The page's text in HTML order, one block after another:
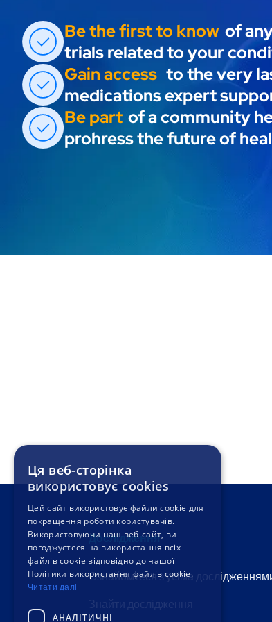
Be the first to know of
trials related to your
Gain access to the very
medications expert
Be part of a community
prohress the future of
Дослідження
Ознайомтеся з усіма
Знайти дослідження
Ця веб-сторінка
використовує cookies
Цей сайт використовує файли cookie для
покращення роботи користувачів.
Використовуючи наш веб-сайт, ви
погоджуєтеся на використання всіх
файлів cookie відповідно до нашої
Політики використання файлів cookie.
Читати далі
АНАЛІТИЧНІ